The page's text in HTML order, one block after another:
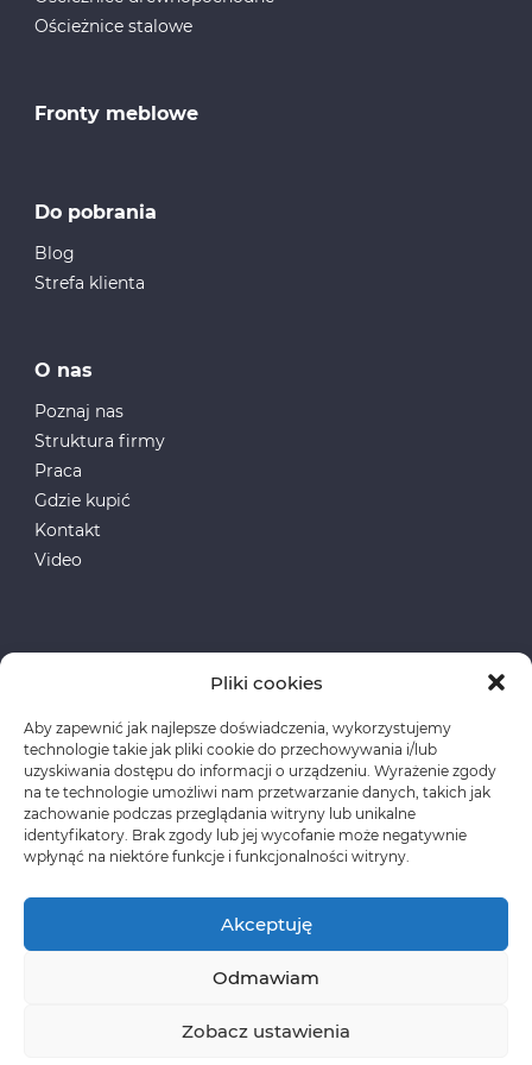
Pliki cookies
Aby zapewnić jak najlepsze doświadczenia, wykorzystujemy
technologie takie jak pliki cookie do przechowywania i/lub
uzyskiwania dostępu do informacji o urządzeniu. Wyrażenie zgody
na te technologie umożliwi nam przetwarzanie danych, takich jak
zachowanie podczas przeglądania witryny lub unikalne
identyfikatory. Brak zgody lub jej wycofanie może negatywnie
wpłynąć na niektóre funkcje i funkcjonalności witryny.
Akceptuję
Odmawiam
Zobacz ustawienia
Ościeżnice stalowe
Fronty meblowe
Do pobrania
Blog
Strefa klienta
O nas
Poznaj nas
Struktura firmy
Praca
Gdzie kupić
Kontakt
Video
Fundusze Europejskie
Polityka prywatności
Copyright © CLASSEN Korzystanie z materiałów
umowy licencyjnej.